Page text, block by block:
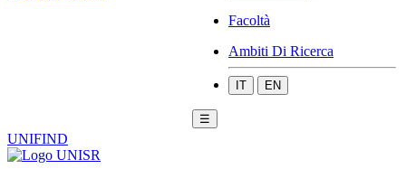
Facoltà
Ambiti Di Ricerca
IT EN
☰
UNIFIND